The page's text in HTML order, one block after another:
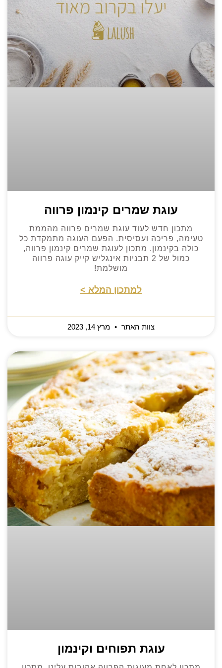
עוגת שמרים קינמון פרווה
מתכון חדש לעוד עוגת שמרים פרווה מהממת
טעימה, פריכה ועסיסית. הפעם העוגה מתמקדת כל
כולה בקינמון. מתכון לעוגת שמרים קינמון פרווה,
כמול של 2 תבניות אינגליש קייק עוגה פרווה
מושלמת!
למתכון המלא >
צוות האתר מרץ 14, 2023
עוגת תפוחים וקינמון